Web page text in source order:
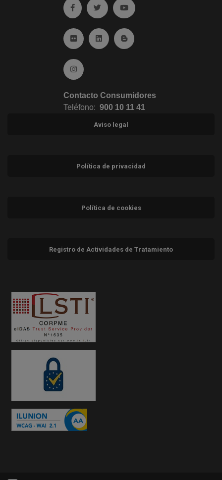
Ir a facebook (abre en ventana nueva)
Ir a twitter (abre en ventana nueva)
Ir a YouTube (abre en
Ir a Flickr (abre en ventana nueva)
Ir a Linkedin (abre en ventana nueva)
Ir al Blog (abre en ventana
Ir a Instagram (abre en ventana nueva)
Contacto Consumidores
Teléfono: 900 10 11 41
Aviso legal
Política de privacidad
Política de cookies
Registro de Actividades de Tratamiento